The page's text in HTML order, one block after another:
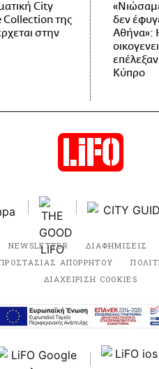
City
Collection της
στην
δεν
Αθήνα»:
Κύπρο
NEWSLETTER ΔΙΑΦΗΜΙΣΕΙΣ
ΑΠΟΡΡΗΤΟΥ
ΔΙΑΧΕΙΡΙΣΗ COOKIES